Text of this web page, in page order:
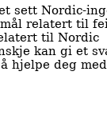
sett Nordic-
relatert til
til Nordic
kan gi et
hjelpe deg